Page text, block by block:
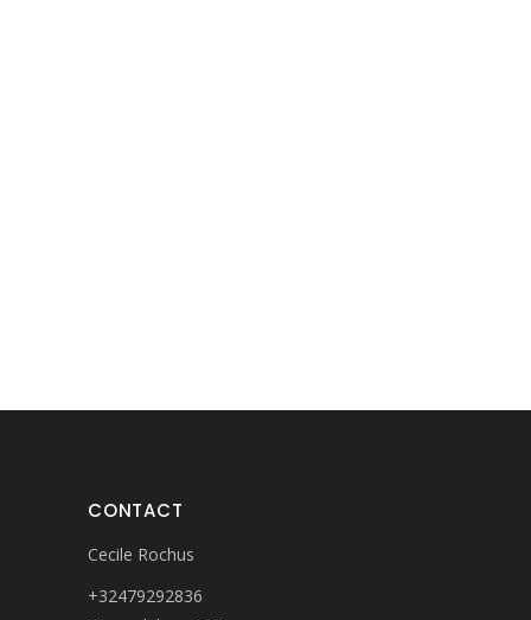
CONTACT
Cecile Rochus
+32479292836